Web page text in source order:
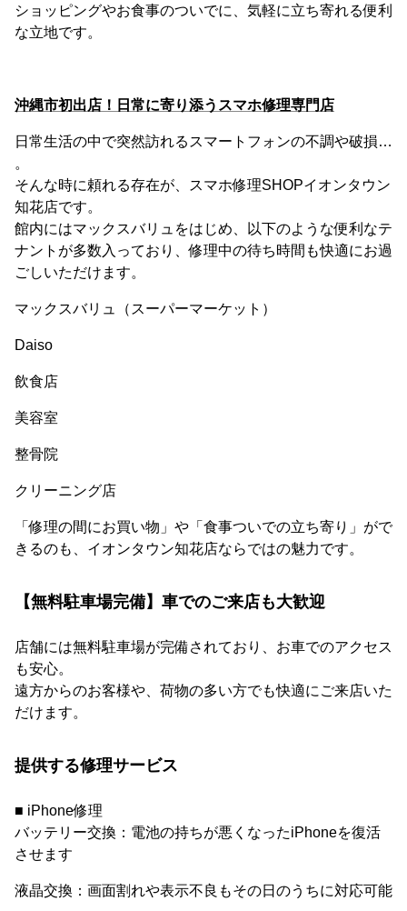
ショッピングやお食事のついでに、気軽に立ち寄れる便利
な立地です。
沖縄市初出店！日常に寄り添うスマホ修理専門店
日常生活の中で突然訪れるスマートフォンの不調や破損…
。
そんな時に頼れる存在が、スマホ修理SHOPイオンタウン
知花店です。
館内にはマックスバリュをはじめ、以下のような便利なテ
ナントが多数入っており、修理中の待ち時間も快適にお過
ごしいただけます。
マックスバリュ（スーパーマーケット）
Daiso
飲食店
美容室
整骨院
クリーニング店
「修理の間にお買い物」や「食事ついでの立ち寄り」がで
きるのも、イオンタウン知花店ならではの魅力です。
【無料駐車場完備】車でのご来店も大歓迎
店舗には無料駐車場が完備されており、お車でのアクセス
も安心。
遠方からのお客様や、荷物の多い方でも快適にご来店いた
だけます。
提供する修理サービス
■ iPhone修理
バッテリー交換：電池の持ちが悪くなったiPhoneを復活
させます
液晶交換：画面割れや表示不良もその日のうちに対応可能